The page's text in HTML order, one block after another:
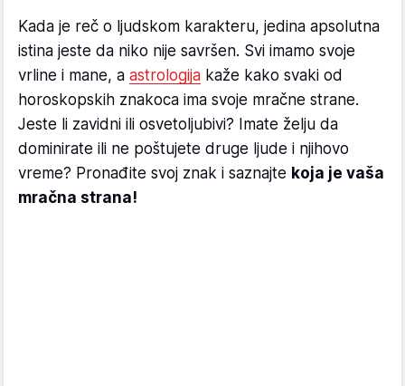
Kada je reč o ljudskom karakteru, jedina apsolutna
istina jeste da niko nije savršen. Svi imamo svoje
vrline i mane, a astrologija kaže kako svaki od
horoskopskih znakoca ima svoje mračne strane.
Jeste li zavidni ili osvetoljubivi? Imate želju da
dominirate ili ne poštujete druge ljude i njihovo
vreme? Pronađite svoj znak i saznajte koja je vaša
mračna strana!